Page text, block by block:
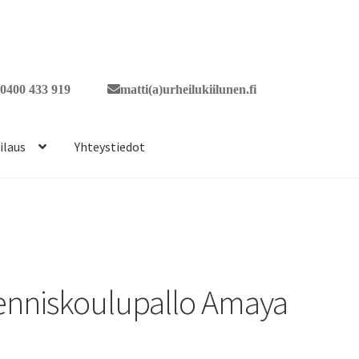
0400 433 919 matti(a)urheilukiilunen.fi
Yhteystiedot
Amaya